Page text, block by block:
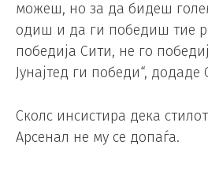
можеш, но за да бидеш
одиш и да ги победиш тие
победија Сити, не го
Јунајтед ги победи“, додаде
Сколс инсистира дека
Арсенал не му се допаѓа.